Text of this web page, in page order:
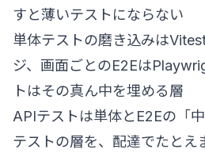
すと薄いテストにならない
単体テストの磨き込みは
ジ、画面ごとのE2Eは
トはその真ん中を埋める層
APIテストは単体とE2Eの「
テストの層を、配達でたとえ